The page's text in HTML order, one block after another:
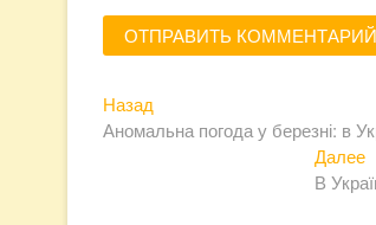
Навигация
по
Назад
запись:
Аномальна погода у березні: в
Далее
В